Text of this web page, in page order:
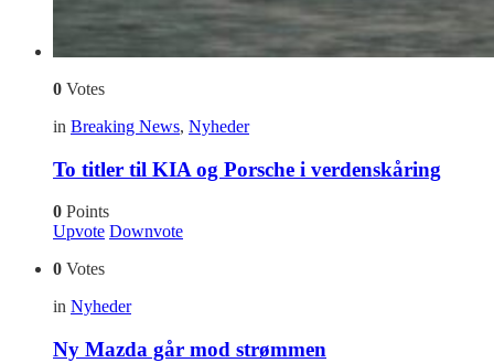
0 Votes
in Breaking News, Nyheder
To titler til KIA og Porsche i verdenskåring
0 Points
Upvote Downvote
0 Votes
in Nyheder
Ny Mazda går mod strømmen